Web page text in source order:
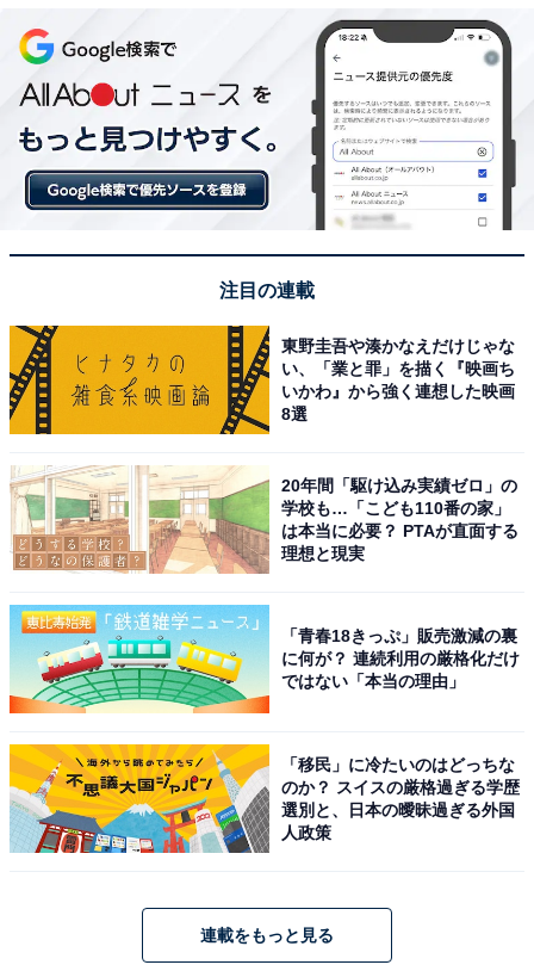
注目の連載
東野圭吾や湊かなえだけじゃな
い、「業と罪」を描く『映画ち
いかわ』から強く連想した映画
8選
20年間「駆け込み実績ゼロ」の
学校も…「こども110番の家」
は本当に必要？ PTAが直面する
理想と現実
「青春18きっぷ」販売激減の裏
に何が？ 連続利用の厳格化だけ
ではない「本当の理由」
「移民」に冷たいのはどっちな
のか？ スイスの厳格過ぎる学歴
選別と、日本の曖昧過ぎる外国
人政策
連載をもっと見る